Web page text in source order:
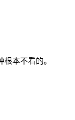
本不看的。